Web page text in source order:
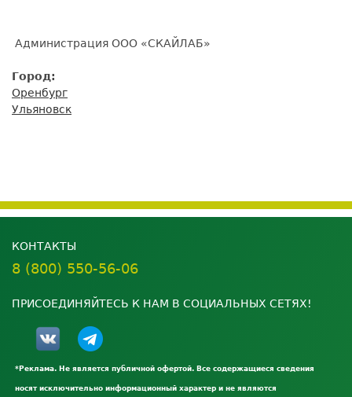
Администрация ООО «СКАЙЛАБ»
Город:
Оренбург
Ульяновск
КОНТАКТЫ
8 (800) 550-56-06
ПРИСОЕДИНЯЙТЕСЬ К НАМ В СОЦИАЛЬНЫХ СЕТЯХ!
*Реклама. Не является публичной офертой. Все содержащиеся сведения
носят исключительно информационный характер и не являются